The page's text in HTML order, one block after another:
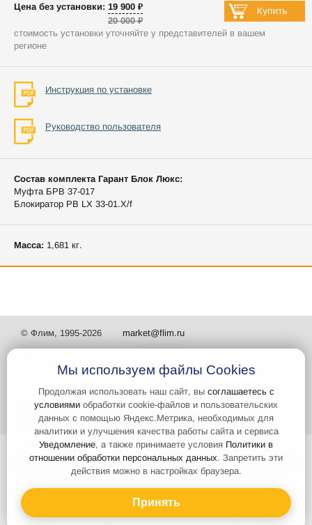
Цена без установки: 19 900 ₽
20 000 ₽
стоимость установки уточняйте у представителей в вашем
регионе
Инструкция по установке
Руководство пользователя
Состав комплекта Гарант Блок Люкс:
Муфта БРВ 37-017
Блокиратор РВ LX 33-01.X/f
Масса: 1,681 кг.
© Флим, 1995-2026 market@flim.ru
Задать вопрос Контакты
Интернет-сайт носит информационный характер и не является
публичной офертой, которая определяется положениями статьи 437
Гражданского кодекса РФ. Информация о характеристиках и
стоимости товаров, указанных на сайте, условия доставки может
быть изменена в одностороннем порядке. Информация по ценам,
может отличаться от фактической, к моменту оформления заказа.
Мы используем файлы Cookies
Продолжая использовать наш сайт, вы соглашаетесь с
условиями обработки cookie-файлов и пользовательских
данных с помощью Яндекс.Метрика, необходимых для
аналитики и улучшения качества работы сайта и сервиса
Уведомление, а также принимаете условия Политики в
отношении обработки персональных данных. Запретить эти
действия можно в настройках браузера.
Принять